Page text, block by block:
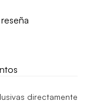
directamente